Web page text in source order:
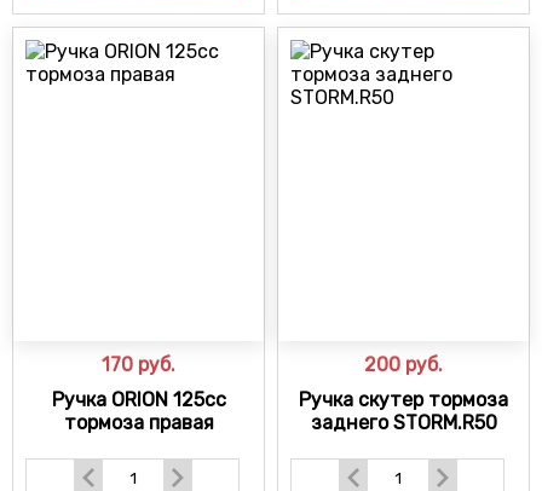
170 руб.
Ручка ORION 125cc
тормоза правая
200 руб.
Ручка скутер тормоза
заднего STORM.R50